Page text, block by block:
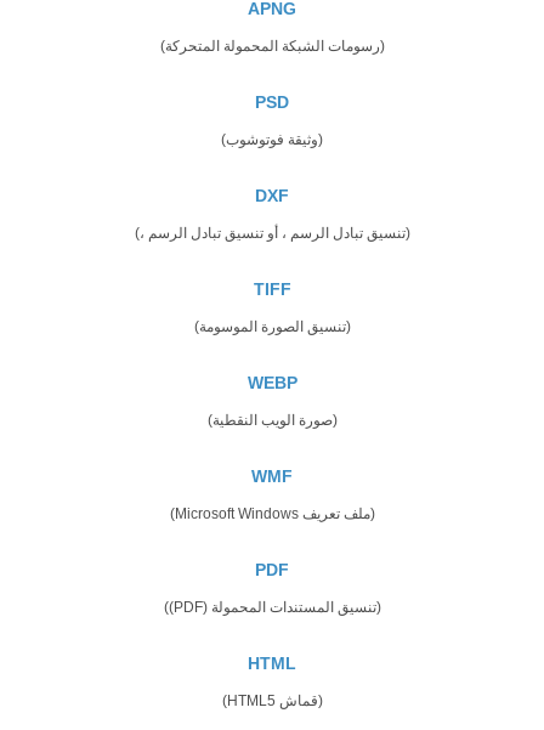
APNG
(رسومات الشبكة المحمولة المتحركة)
PSD
(وثيقة فوتوشوب)
DXF
(تنسيق تبادل الرسم ، أو تنسيق تبادل الرسم ،)
TIFF
(تنسيق الصورة الموسومة)
WEBP
(صورة الويب النقطية)
WMF
(ملف تعريف Microsoft Windows)
PDF
(تنسيق المستندات المحمولة (PDF))
HTML
(قماش HTML5)